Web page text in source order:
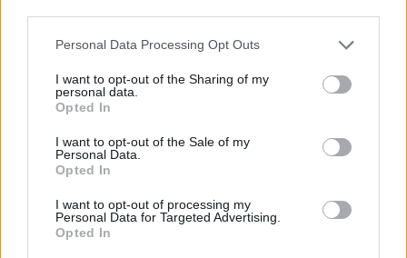
Personal Data Processing Opt Outs
I want to opt-out of the Sharing of my
personal data.
Opted In
I want to opt-out of the Sale of my
Personal Data.
Opted In
I want to opt-out of processing my
Personal Data for Targeted Advertising.
Opted In
Scegli Moneta come fonte preferita